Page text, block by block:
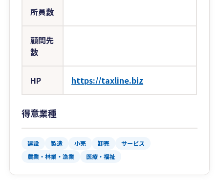
所員数
顧問先
数
HP https://taxline.biz
得意業種
建設 製造 小売 卸売
サービス
農業・林業・漁業
医療・福祉